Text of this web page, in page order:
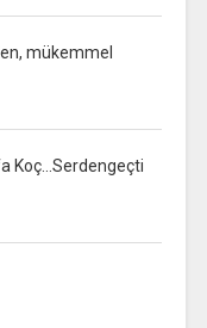
mükemmel
Koç…Serdengeçti